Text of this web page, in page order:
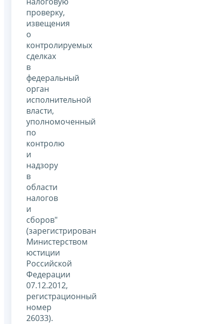
проверку,
извещения
о
контролируемых
сделках
в
федеральный
орган
исполнительной
власти,
уполномоченный
по
контролю
и
надзору
в
области
налогов
и
сборов"
(зарегистрирован
Министерством
юстиции
Российской
Федерации
07.12.2012,
регистрационный
номер
26033).